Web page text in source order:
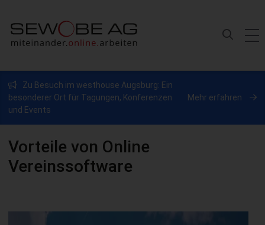
Zu Besuch im westhouse Augsburg: Ein
besonderer Ort für Tagungen, Konferenzen
und Events
Mehr erfahren
Vorteile von Online
Vereinssoftware